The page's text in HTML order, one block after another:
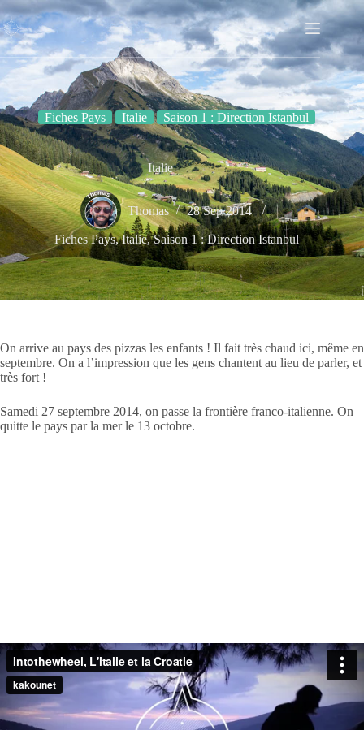
Passer
au
contenu
Fiches Pays Italie Saison 1 : Direction Istanbul
Italie
Thomas 28 Sep 2014
Fiches Pays,Italie,Saison 1 : Direction Istanbul
On arrive au pays des pizzas les enfants ! Il fait très chaud ici, même en
septembre. On a l’impression que les gens chantent au lieu de parler, et
très fort !
Samedi 27 septembre 2014, on passe la frontière franco-italienne. On
quitte le pays par la mer le 13 octobre.